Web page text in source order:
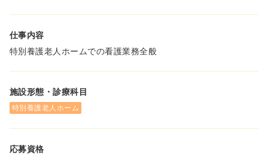
仕事内容
特別養護老人ホームでの看護業務全般
施設形態・診療科目
特別養護老人ホーム
応募資格